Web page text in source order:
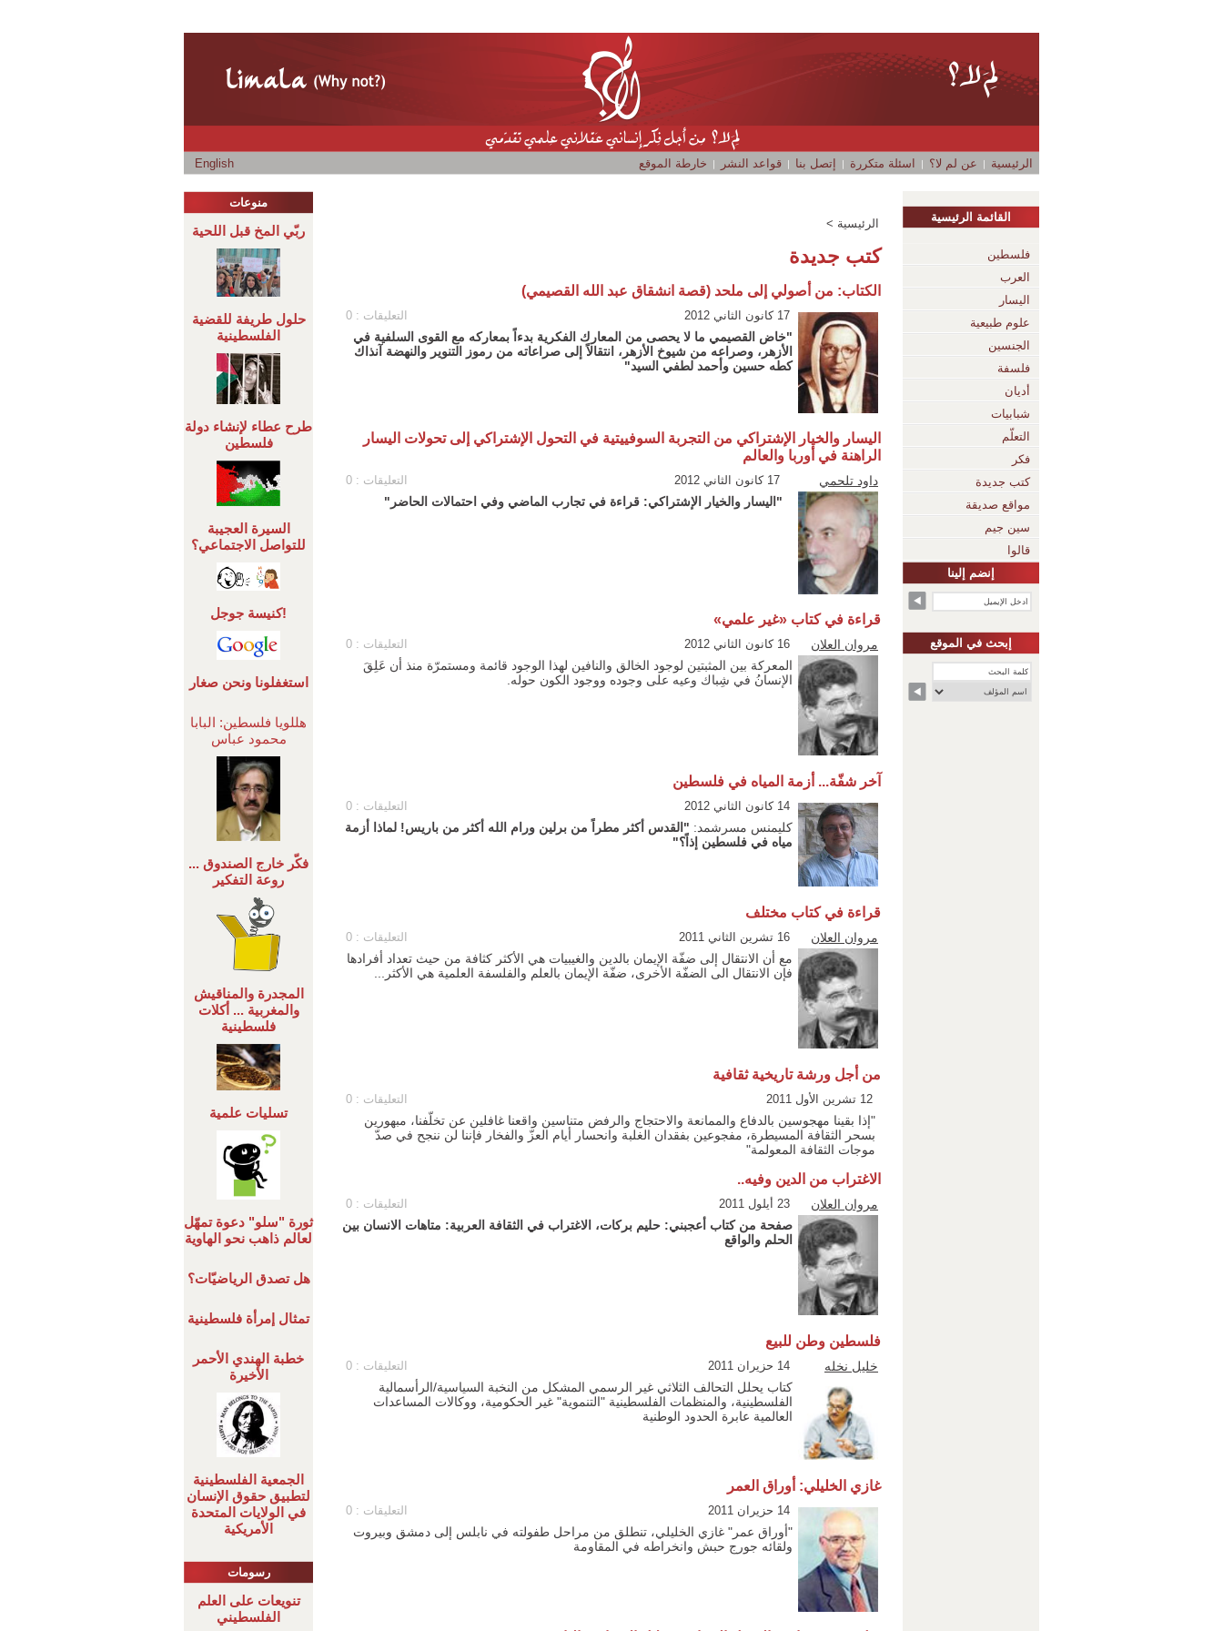
English الرئيسية عن لم لا؟ اسئلة متكررة إتصل بنا قواعد النشر خارطة الموقع
منوعات
ربّي المخ قبل اللحية
حلول طريفة للقضية
الفلسطينية
طرح عطاء لإنشاء دولة
فلسطين
السيرة العجيبة
للتواصل الاجتماعي؟
كنيسة جوجل!
استغفلونا ونحن صغار
هللويا فلسطين: البابا
محمود عباس
فكّر خارج الصندوق ...
روعة التفكير
المجدرة والمناقيش
والمغربية ... أكلات
فلسطينية
تسليات علمية
ثورة "سلو" دعوة تمهّل
لعالم ذاهب نحو الهاوية
هل تصدق الرياضيّات؟
تمثال إمرأة فلسطينية
خطبة الهندي الأحمر
الأخيرة
الجمعية الفلسطينية
لتطبيق حقوق الإنسان
في الولايات المتحدة
الأمريكية
رسومات
تنويعات على العلم
الفلسطيني
الرئيسية >
كتب جديدة
الكتاب: من أصولي إلى ملحد (قصة انشقاق عبد الله القصيمي)
17 كانون الثاني 2012 التعليقات : 0
"خاض القصيمي ما لا يحصى من المعارك الفكرية بدءاً بمعاركه مع القوى السلفية في
الأزهر، وصراعه من شيوخ الأزهر، انتقالاً إلى صراعاته من رموز التنوير والنهضة آنذاك
كطه حسين وأحمد لطفي السيد"
اليسار والخيار الإشتراكي من التجربة السوفييتية في التحول الإشتراكي إلى تحولات اليسار
الراهنة في أوربا والعالم
داود تلحمي 17 كانون الثاني 2012 التعليقات : 0
"اليسار والخيار الإشتراكي: قراءة في تجارب الماضي وفي احتمالات الحاضر"
قراءة في كتاب «غير علمي»
مروان العلان 16 كانون الثاني 2012 التعليقات : 0
المعركة بين المثبتين لوجود الخالق والنافين لهذا الوجود قائمة ومستمرّة منذ أن عَلِقَ
الإنسانُ في شِباك وعيه على وجوده ووجود الكون حوله.
آخر شفّة... أزمة المياه في فلسطين
14 كانون الثاني 2012 التعليقات : 0
كليمنس مسرشمد: "القدس أكثر مطراً من برلين ورام الله أكثر من باريس! لماذا أزمة
مياه في فلسطين إذاً؟"
قراءة في كتاب مختلف
مروان العلان 16 تشرين الثاني 2011 التعليقات : 0
مع أن الانتقال إلى ضفّة الإيمان بالدين والغيبيات هي الأكثر كثافة من حيث تعداد أفرادها
فإن الانتقال الى الضفّة الأخرى، ضفّة الإيمان بالعلم والفلسفة العلمية هي الأكثر...
من أجل ورشة تاريخية ثقافية
12 تشرين الأول 2011 التعليقات : 0
"إذا بقينا مهجوسين بالدفاع والممانعة والاحتجاج والرفض متناسين واقعنا غافلين عن تخلّفنا، مبهورين
بسحر الثقافة المسيطرة، مفجوعين بفقدان الغلبة وانحسار أيام العزّ والفخار فإننا لن ننجح في صدّ
موجات الثقافة المعولمة"
الاغتراب من الدين وفيه..
مروان العلان 23 أيلول 2011 التعليقات : 0
صفحة من كتاب أعجبني: حليم بركات، الاغتراب في الثقافة العربية: متاهات الانسان بين
الحلم والواقع
فلسطين وطن للبيع
خليل نخله 14 حزيران 2011 التعليقات : 0
كتاب يحلل التحالف الثلاثي غير الرسمي المشكل من النخبة السياسية/الرأسمالية
الفلسطينية، والمنظمات الفلسطينية "التنموية" غير الحكومية، ووكالات المساعدات
العالمية عابرة الحدود الوطنية
غازي الخليلي: أوراق العمر
14 حزيران 2011 التعليقات : 0
"أوراق عمر" غازي الخليلي، تنطلق من مراحل طفولته في نابلس إلى دمشق وبيروت
ولقائه جورج حبش وانخراطه في المقاومة
القائمة الرئيسية
فلسطين
العرب
اليسار
علوم طبيعية
الجنسين
فلسفة
أديان
شبابيات
التعلّم
فكر
كتب جديدة
مواقع صديقة
سين جيم
قالوا
إنضم إلينا
إبحث في الموقع